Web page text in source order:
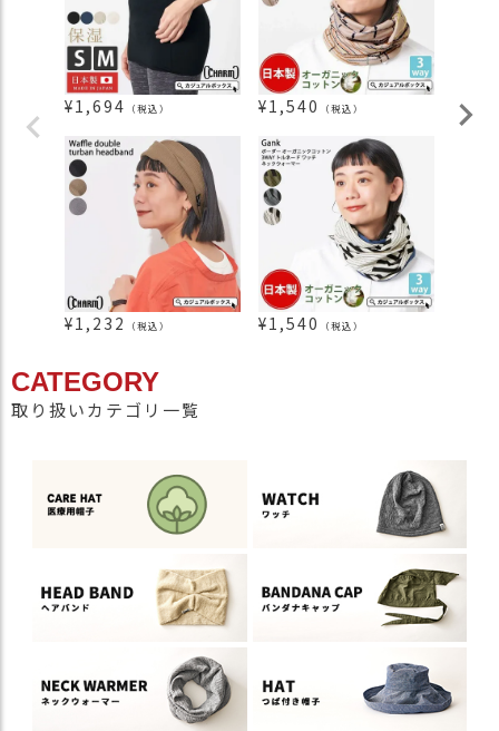
¥1,694 （税込） ¥1,540 （税込） ¥
¥1,232 （税込） ¥1,540 （税込）
CATEGORY
取り扱いカテゴリ一覧